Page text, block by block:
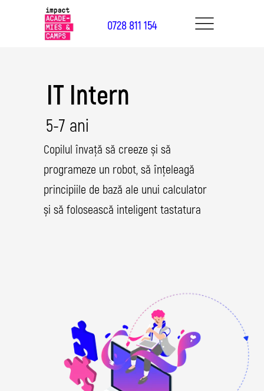
0728 811 154
IT Intern
Copilul învață să creeze și să
programeze un robot, să înțeleagă
principiile de bază ale unui calculator
și să folosească inteligent tastatura
5-7 ani